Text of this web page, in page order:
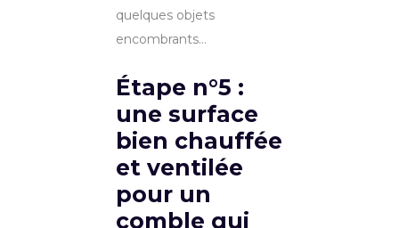
quelques objets
encombrants…
Étape n°5 :
une surface
bien chauffée
et ventilée
pour un
comble qui